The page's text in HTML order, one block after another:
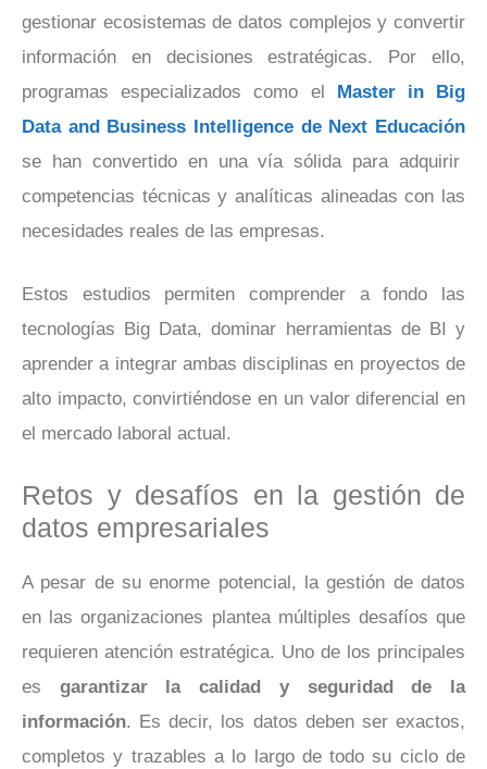
gestionar ecosistemas de datos complejos y convertir
información en decisiones estratégicas. Por ello,
programas especializados como el
Master in Big
Data and Business Intelligence de Next Educación
se han convertido en una vía sólida para adquirir
competencias técnicas y analíticas alineadas con las
necesidades reales de las empresas.
Estos estudios permiten comprender a fondo las
tecnologías Big Data, dominar herramientas de BI y
aprender a integrar ambas disciplinas en proyectos de
alto impacto, convirtiéndose en un valor diferencial en
el mercado laboral actual.
Retos y desafíos en la gestión de
datos empresariales
A pesar de su enorme potencial, la gestión de datos
en las organizaciones plantea múltiples desafíos que
requieren atención estratégica. Uno de los principales
es garantizar la calidad y seguridad de la
información. Es decir, los datos deben ser exactos,
completos y trazables a lo largo de todo su ciclo de